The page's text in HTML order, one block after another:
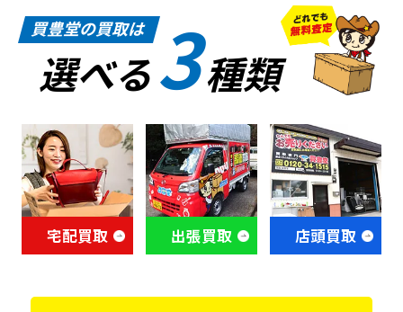
買豊堂の買取は
選べる3種類
宅配買取 出張買取 店頭買取